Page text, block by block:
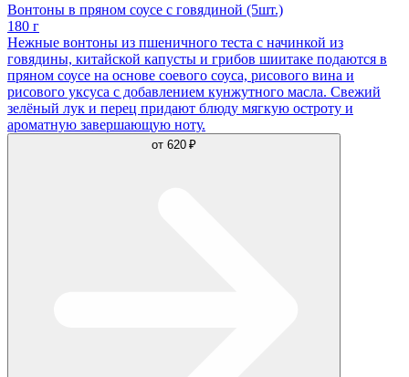
Вонтоны в пряном соусе с говядиной (5шт.)
180 г
Нежные вонтоны из пшеничного теста с начинкой из
говядины, китайской капусты и грибов шиитаке подаются в
пряном соусе на основе соевого соуса, рисового вина и
рисового уксуса с добавлением кунжутного масла. Свежий
зелёный лук и перец придают блюду мягкую остроту и
ароматную завершающую ноту.
от 620 ₽